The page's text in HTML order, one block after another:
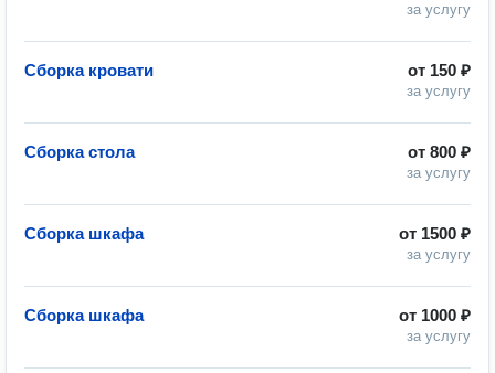
за услугу
от 150 ₽
за услугу
Сборка кровати
от 800 ₽
за услугу
Сборка стола
от 1500 ₽
за услугу
Сборка шкафа
от 1000 ₽
за услугу
Сборка шкафа